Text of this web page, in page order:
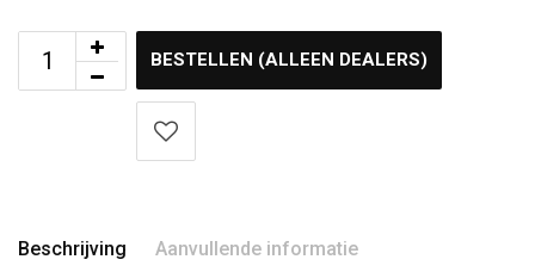
BESTELLEN (ALLEEN DEALERS)
Beschrijving Aanvullende informatie